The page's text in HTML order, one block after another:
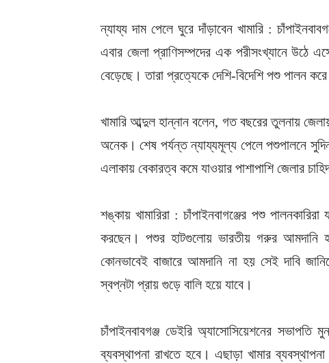
ন্যায্য দাম পেলে ঘুরে দাঁড়াবেন খামারি :
এবার জেলা প্রাণিসম্পদের এক পরীসংখ্যানে উঠে
বেড়েছে। তারা প্রত্যেকে দেশি-বিদেশি পশু পালন
খামারি আব্দুল হান্নান বলেন, গত বছরের তুলনায়
অনেক। শেষ পর্যন্ত ন্যায্যমূল্য পেলে পশুপালনে
এলাকায় বেকারত্ব কমে যাওয়ার পাশাপাশি জেলার
শঙ্কায় খামারিরা : চাঁপাইনবাগঞ্জের পশু
করছেন। পশুর হাটগুলোয় ভারতীয় গরুর আমদানি
কোনভাবেই বাজারে আমদানি না হয় সেই দাবি
স্বপ্নটা প্রায় গুড়ে বালি হয়ে যাবে।
চাঁপাইনবাবগঞ্জ ডেইরি অ্যাসোসিয়েশনের
ব্যবস্থাপনা রাখতে হবে। এছাড়া খামার